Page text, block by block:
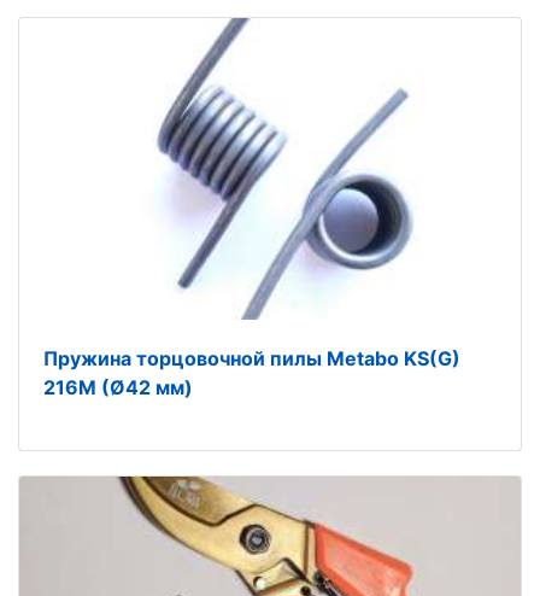
Пружина торцовочной пилы Metabo KS(G)
216М (Ø42 мм)